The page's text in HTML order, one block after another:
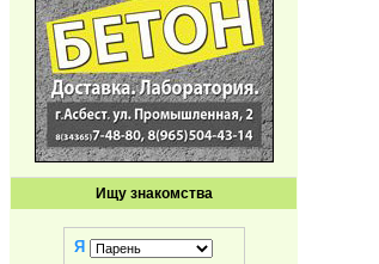
Ищу знакомства
Я